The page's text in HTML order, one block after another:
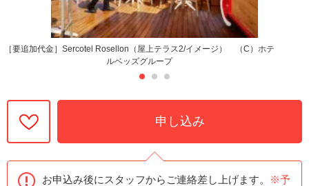
［要追加代金］Sercotel Rosellon（屋上テラス2/イメージ） （C）ホテ
ルベッズグループ
申し込み
お申込み後にスタッフからご連絡差し上げます。
※予